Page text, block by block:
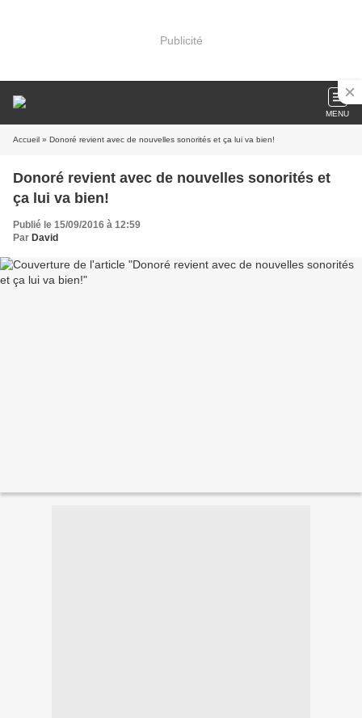
Publicité
MENU
Accueil » Donoré revient avec de nouvelles sonorités et ça lui va bien!
Donoré revient avec de nouvelles sonorités et
ça lui va bien!
Publié le 15/09/2016 à 12:59
Par David